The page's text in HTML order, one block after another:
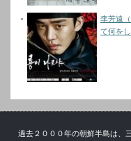
李芳遠
て何を
過去２０００年の朝鮮半島は